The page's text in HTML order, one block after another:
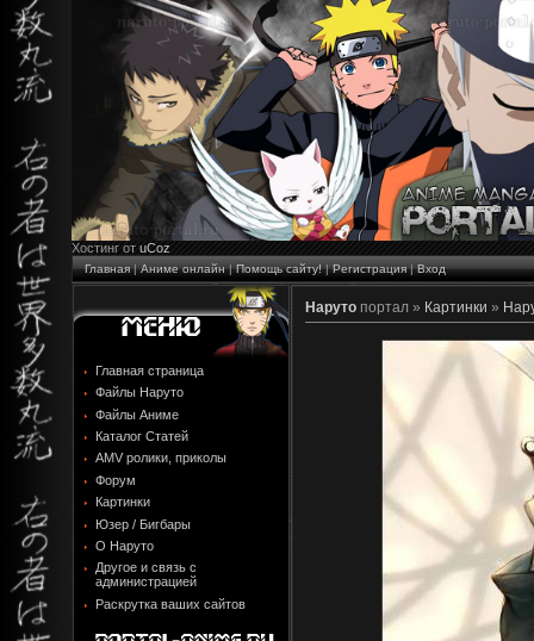
Хостинг от uCoz
Главная|Аниме онлайн|Помощь сайту!|Регистрация|Вход
Главная страница
Файлы Наруто
Файлы Аниме
Каталог Статей
AMV ролики, приколы
Форум
Картинки
Юзер / Бигбары
О Наруто
Другое и связь с
администрацией
Раскрутка ваших сайтов
Наруто портал » Картинки »